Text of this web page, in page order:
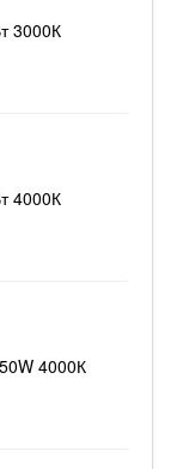
3000К
4000К
4000К